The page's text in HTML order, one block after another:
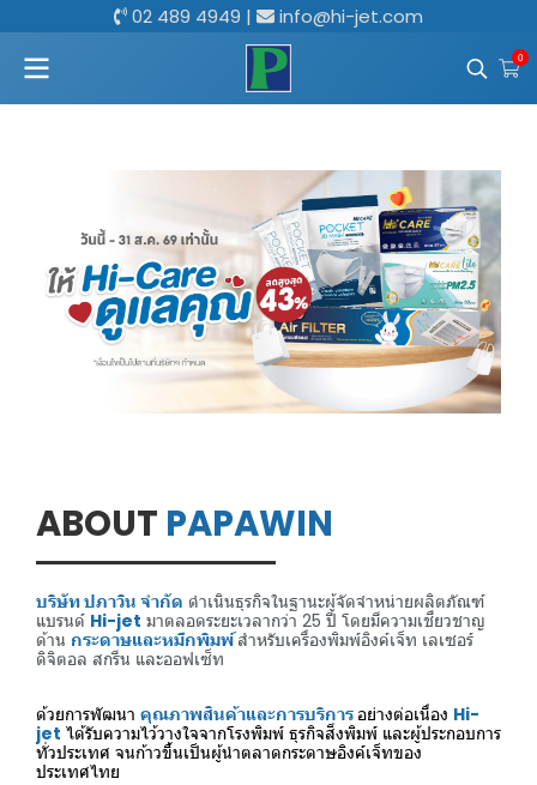
02 489 4949 | info@hi-jet.com
0
ABOUT PAPAWIN
บริษัท ปภาวิน จำกัด ดำเนินธุรกิจในฐานะผู้จัดจำหน่ายผลิตภัณฑ์
แบรนด์ Hi-jet มาตลอดระยะเวลากว่า 25 ปี โดยมีความเชี่ยวชาญ
ด้าน กระดาษและหมึกพิมพ์สำหรับเครื่องพิมพ์อิงค์เจ็ท เลเซอร์
ดิจิตอล สกรีน และออฟเซ็ท
ด้วยการพัฒนา คุณภาพสินค้าและการบริการ อย่างต่อเนื่อง Hi-
jet ได้รับความไว้วางใจจากโรงพิมพ์ ธุรกิจสิ่งพิมพ์ และผู้ประกอบการ
ทั่วประเทศ จนก้าวขึ้นเป็นผู้นำตลาดกระดาษอิงค์เจ็ทของ
ประเทศไทย